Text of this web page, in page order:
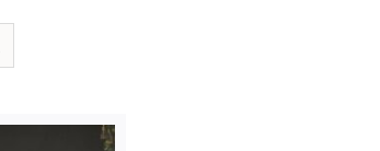
Didattica e visite